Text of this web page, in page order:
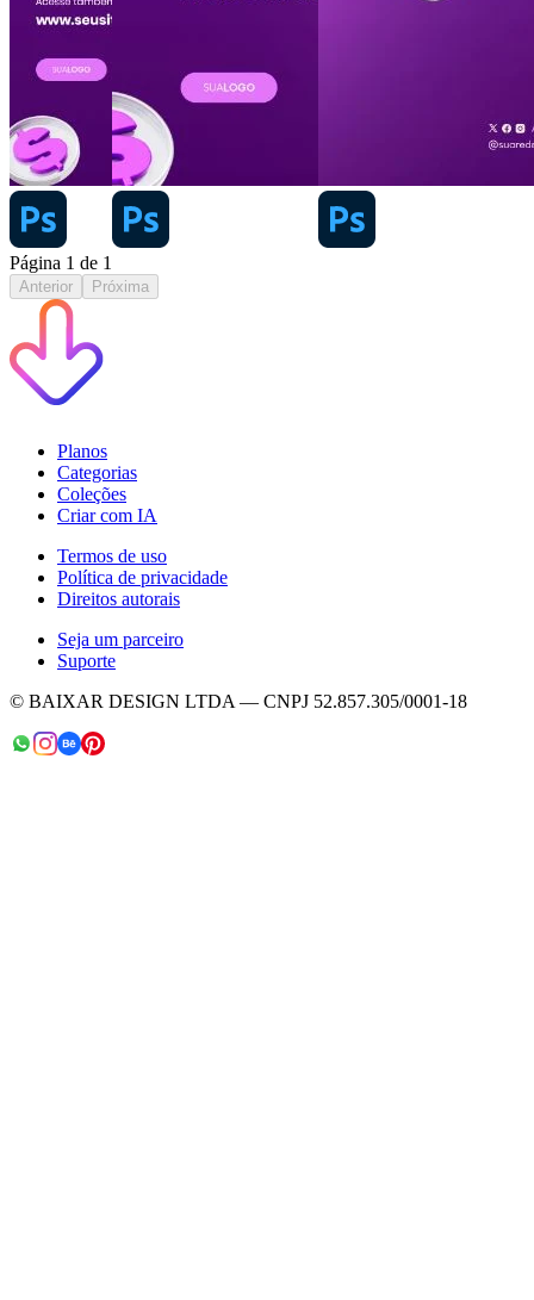
Página 1 de 1
Anterior Próxima
Planos
Categorias
Coleções
Criar com IA
Termos de uso
Política de privacidade
Direitos autorais
Seja um parceiro
Suporte
© BAIXAR DESIGN LTDA — CNPJ 52.857.305/0001-18